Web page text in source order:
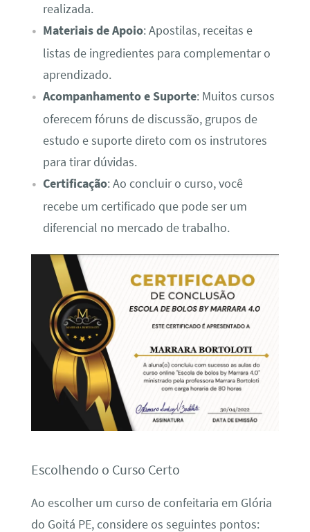
realizada.
Materiais de Apoio: Apostilas, receitas e
listas de ingredientes para complementar o
aprendizado.
Acompanhamento e Suporte: Muitos cursos
oferecem fóruns de discussão, grupos de
estudo e suporte direto com os instrutores
para tirar dúvidas.
Certificação: Ao concluir o curso, você
recebe um certificado que pode ser um
diferencial no mercado de trabalho.
Escolhendo o Curso Certo
Ao escolher um curso de confeitaria em Glória
do Goitá PE, considere os seguintes pontos: